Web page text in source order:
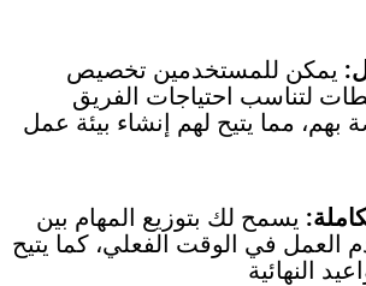
يمكن للمستخدمين تخصيص
لتناسب احتياجات الفريق
بهم، مما يتيح لهم إنشاء بيئة عمل
يسمح لك بتوزيع المهام بين
العمل في الوقت الفعلي، كما يتيح
النهائية